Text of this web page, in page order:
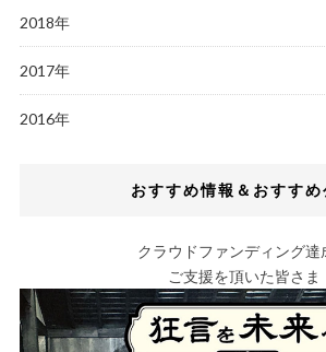
2018年
2017年
2016年
おすすめ情報＆おすすめ
クラウドファンディング達
ご支援を頂いた皆さま